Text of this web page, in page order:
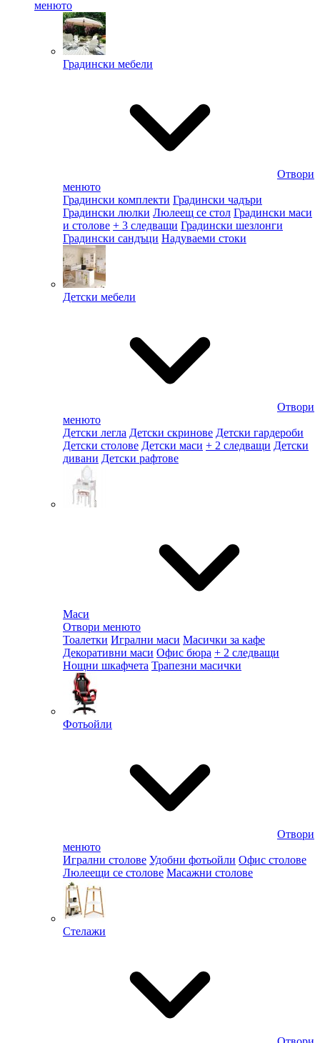
менюто
Градински мебели
Отвори
менюто
Градински комплекти Градински чадъри
Градински люлки Люлеещ се стол Градински маси
и столове + 3 следващи Градински шезлонги
Градински сандъци Надуваеми стоки
Детски мебели
Отвори
менюто
Детски легла Детски скринове Детски гардероби
Детски столове Детски маси + 2 следващи Детски
дивани Детски рафтове
Маси
Отвори менюто
Тоалетки Игрални маси Масички за кафе
Декоративни маси Офис бюра + 2 следващи
Нощни шкафчета Трапезни масички
Фотьойли
Отвори
менюто
Игрални столове Удобни фотьойли Офис столове
Люлеещи се столове Масажни столове
Стелажи